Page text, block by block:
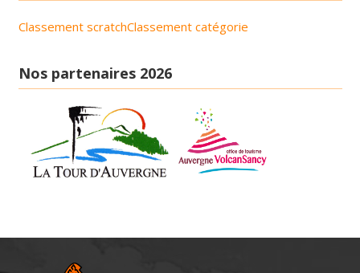
Classement scratchClassement catégorie
Nos partenaires 2026